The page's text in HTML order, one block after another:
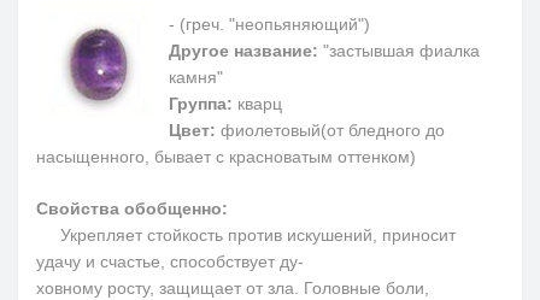
- (греч. "неопьяняющий")
Другое название: "застывшая фиалка
камня"
Группа: кварц
Цвет: фиолетовый(от бледного до
насыщенного, бывает с красноватым оттенком)
Свойства обобщенно:
Укрепляет стойкость против искушений, приносит
удачу и счастье, способствует ду-
ховному росту, защищает от зла. Головные боли,